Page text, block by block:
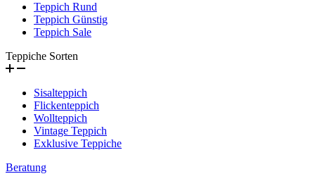
Teppich Rund
Teppich Günstig
Teppich Sale
Teppiche Sorten
Sisalteppich
Flickenteppich
Wollteppich
Vintage Teppich
Exklusive Teppiche
Beratung